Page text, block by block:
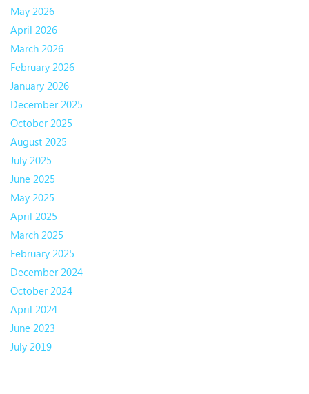
May 2026
April 2026
March 2026
February 2026
January 2026
December 2025
October 2025
August 2025
July 2025
June 2025
May 2025
April 2025
March 2025
February 2025
December 2024
October 2024
April 2024
June 2023
July 2019